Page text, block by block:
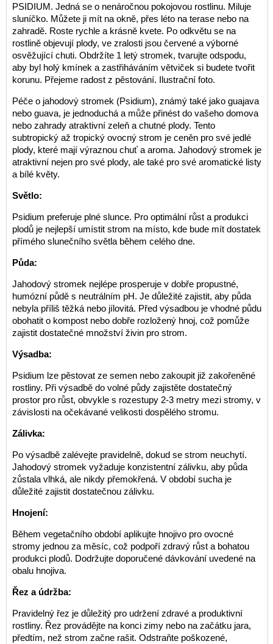
PSIDIUM. Jedná se o nenáročnou pokojovou rostlinu. Miluje
sluníčko. Můžete ji mít na okně, přes léto na terase nebo na
zahradě. Roste rychle a krásně kvete. Po odkvětu se na
rostlině objevují plody, ve zralosti jsou červené a výborné
osvěžující chuti. Obdržíte 1 letý stromek, tvarujte odspodu,
aby byl holý kmínek a zastřiháváním větviček si budete tvořit
korunu. Přejeme radost z pěstování. Ilustrační foto.
Péče o jahodový stromek (Psidium), známý také jako guajava
nebo guava, je jednoduchá a může přinést do vašeho domova
nebo zahrady atraktivní zeleň a chutné plody. Tento
subtropický až tropický ovocný strom je ceněn pro své jedlé
plody, které mají výraznou chuť a aroma. Jahodový stromek je
atraktivní nejen pro své plody, ale také pro své aromatické listy
a bílé květy.
Světlo:
Psidium preferuje plné slunce. Pro optimální růst a produkci
plodů je nejlepší umístit strom na místo, kde bude mít dostatek
přímého slunečního světla během celého dne.
Půda:
Jahodový stromek nejlépe prosperuje v dobře propustné,
humózní půdě s neutrálním pH. Je důležité zajistit, aby půda
nebyla příliš těžká nebo jílovitá. Před výsadbou je vhodné půdu
obohatit o kompost nebo dobře rozložený hnoj, což pomůže
zajistit dostatečné množství živin pro strom.
Výsadba:
Psidium lze pěstovat ze semen nebo zakoupit již zakořeněné
rostliny. Při výsadbě do volné půdy zajistěte dostatečný
prostor pro růst, obvykle s rozestupy 2-3 metry mezi stromy, v
závislosti na očekávané velikosti dospělého stromu.
Zálivka:
Po výsadbě zalévejte pravidelně, dokud se strom neuchytí.
Jahodový stromek vyžaduje konzistentní zálivku, aby půda
zůstala vlhká, ale nikdy přemokřená. V období sucha je
důležité zajistit dostatečnou zálivku.
Hnojení:
Během vegetačního období aplikujte hnojivo pro ovocné
stromy jednou za měsíc, což podpoří zdravý růst a bohatou
produkci plodů. Dodržujte doporučené dávkování uvedené na
obalu hnojiva.
Řez a údržba:
Pravidelný řez je důležitý pro udržení zdravé a produktivní
rostliny. Řez provádějte na konci zimy nebo na začátku jara,
předtím, než strom začne rašit. Odstraňte poškozené,